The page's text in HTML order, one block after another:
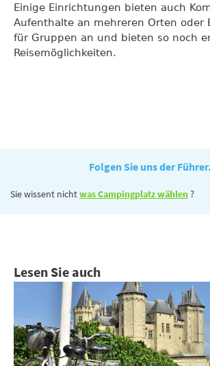
Einige Einrichtungen bieten auch
Aufenthalte an mehreren Orten oder
für Gruppen an und bieten so noch
Reisemöglichkeiten.
Folgen Sie uns der
Sie wissent nichtwas Campingplatz wählen?
Lesen Sie auch